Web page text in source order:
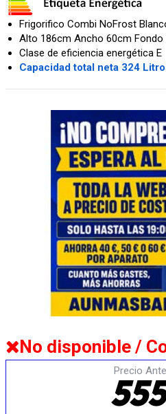
Frigorifico Combi NoFrost
Alto 186cm Ancho 60cm Fondo
Clase de eficiencia energética E
Capacidad total neta 324
No disponible /
Precio
555